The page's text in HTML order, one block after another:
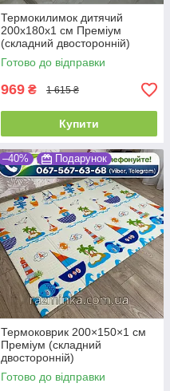
Термокилимок дитячий
200х180х1 см Преміум
(складний двосторонній)
Готово до відправки
969 ₴ 1 615 ₴
Купити
–40% Подарунок
Термоковрик 200×150×1 см
Преміум (складний
двосторонній)
Готово до відправки